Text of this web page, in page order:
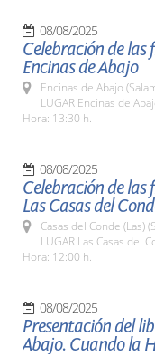
08/08/2025
Celebración de las
Encinas de Abajo
Encinas de Abajo
LUGAR Encinas de
Hora: 13:30 h.
08/08/2025
Celebración de las
Las Casas del
Casas del Conde (Las)
LUGAR Las Casas del
Hora: 12:00 h.
08/08/2025
Presentación del
Abajo. Cuando la